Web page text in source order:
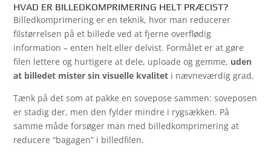
HVAD ER BILLEDKOMPRIMERING HELT PRÆCIST?
Billedkomprimering er en teknik, hvor man reducerer
filstørrelsen på et billede ved at fjerne overflødig
information – enten helt eller delvist. Formålet er at gøre
filen lettere og hurtigere at dele, uploade og gemme, uden
at billedet mister sin visuelle kvalitet i nævneværdig grad.
Tænk på det som at pakke en sovepose sammen: soveposen
er stadig der, men den fylder mindre i rygsækken. På
samme måde forsøger man med billedkomprimering at
reducere “bagagen” i billedfilen.